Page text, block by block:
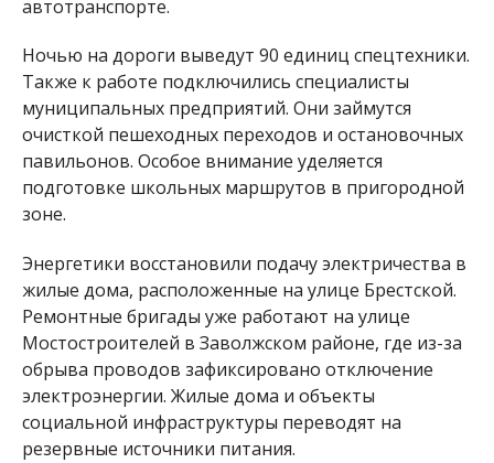
автотранспорте.
Ночью на дороги выведут 90 единиц спецтехники.
Также к работе подключились специалисты
муниципальных предприятий. Они займутся
очисткой пешеходных переходов и остановочных
павильонов. Особое внимание уделяется
подготовке школьных маршрутов в пригородной
зоне.
Энергетики восстановили подачу электричества в
жилые дома, расположенные на улице Брестской.
Ремонтные бригады уже работают на улице
Мостостроителей в Заволжском районе, где из-за
обрыва проводов зафиксировано отключение
электроэнергии. Жилые дома и объекты
социальной инфраструктуры переводят на
резервные источники питания.